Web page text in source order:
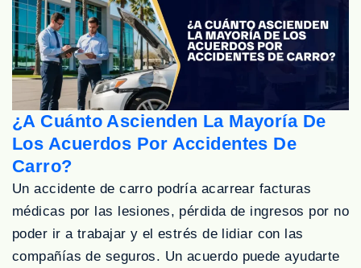
¿A Cuánto Ascienden La Mayoría De
Los Acuerdos Por Accidentes De
Carro?
Un accidente de carro podría acarrear facturas
médicas por las lesiones, pérdida de ingresos por no
poder ir a trabajar y el estrés de lidiar con las
compañías de seguros. Un acuerdo puede ayudarte